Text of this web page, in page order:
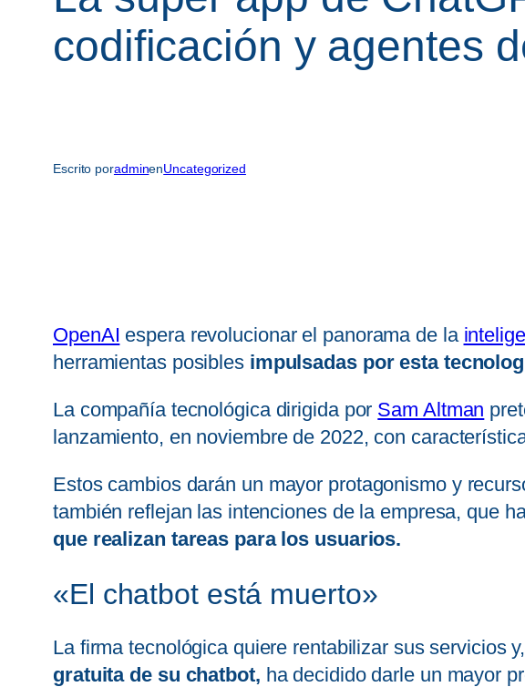
codificación y agentes
Escrito poradminenUncategorized
OpenAI espera revolucionar el panorama de la
herramientas posibles impulsadas por esta
La compañía tecnológica dirigida por Sam Altman
lanzamiento, en noviembre de 2022, con
Estos cambios darán un mayor protagonismo y
también reflejan las intenciones de la empresa, que
que realizan tareas para los usuarios.
«El chatbot está muerto»
La firma tecnológica quiere rentabilizar sus servicios
gratuita de su chatbot, ha decidido darle un mayor